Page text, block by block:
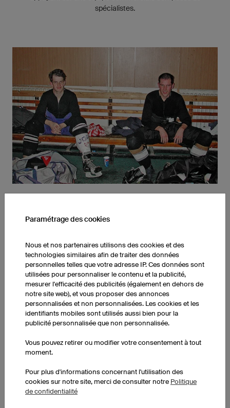
spécialistes.
très vite... Nous disposons aujourd'hui de plus de 15000 m² de
bureaux et d’ateliers et nos produits sont commercialisés dans
167 pays, ce qui ne nous empêche pas de continuer à pratiquer
des activités sportives ensemble ou de nous retrouver autour
d’un verre après le travail.
Paramétrage des cookies
Nous et nos partenaires utilisons des cookies et des
technologies similaires afin de traiter des données
personnelles telles que votre adresse IP. Ces données sont
utilisées pour personnaliser le contenu et la publicité,
mesurer l'efficacité des publicités (également en dehors de
notre site web), et vous proposer des annonces
personnalisées et non personnalisées. Les cookies et les
identifiants mobiles sont utilisés aussi bien pour la
publicité personnalisée que non personnalisée.
Vous pouvez retirer ou modifier votre consentement à tout
moment.
Pour plus d'informations concernant l'utilisation des
cookies sur notre site, merci de consulter notre Politique
de confidentialité